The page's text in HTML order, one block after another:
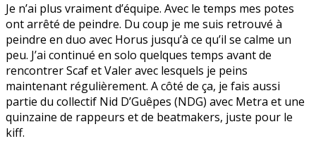
Je n’ai plus vraiment d’équipe. Avec le temps mes potes
ont arrêté de peindre. Du coup je me suis retrouvé à
peindre en duo avec Horus jusqu’à ce qu’il se calme un
peu. J’ai continué en solo quelques temps avant de
rencontrer Scaf et Valer avec lesquels je peins
maintenant régulièrement. A côté de ça, je fais aussi
partie du collectif Nid D’Guêpes (NDG) avec Metra et une
quinzaine de rappeurs et de beatmakers, juste pour le
kiff.